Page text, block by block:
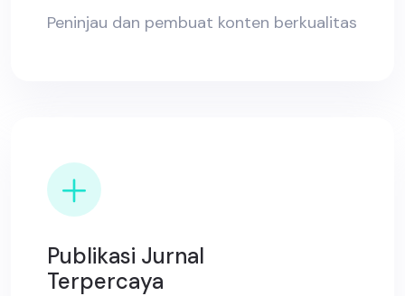
Peninjau dan pembuat konten berkualitas
Publikasi Jurnal
Terpercaya